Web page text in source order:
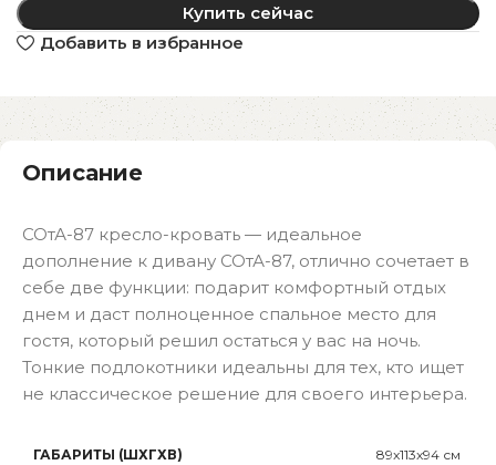
Купить сейчас
Добавить в избранное
Описание
СОтА-87 кресло-кровать — идеальное
дополнение к дивану СОтА-87, отлично сочетает в
себе две функции: подарит комфортный отдых
днем и даст полноценное спальное место для
гостя, который решил остаться у вас на ночь.
Тонкие подлокотники идеальны для тех, кто ищет
не классическое решение для своего интерьера.
ГАБАРИТЫ (ШХГХВ) 89x113x94 см